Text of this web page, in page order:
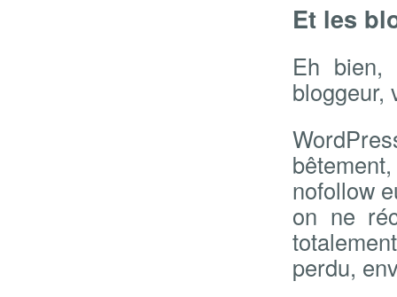
Et les
Eh bien,
bloggeur,
nofollow
on ne
perdu,